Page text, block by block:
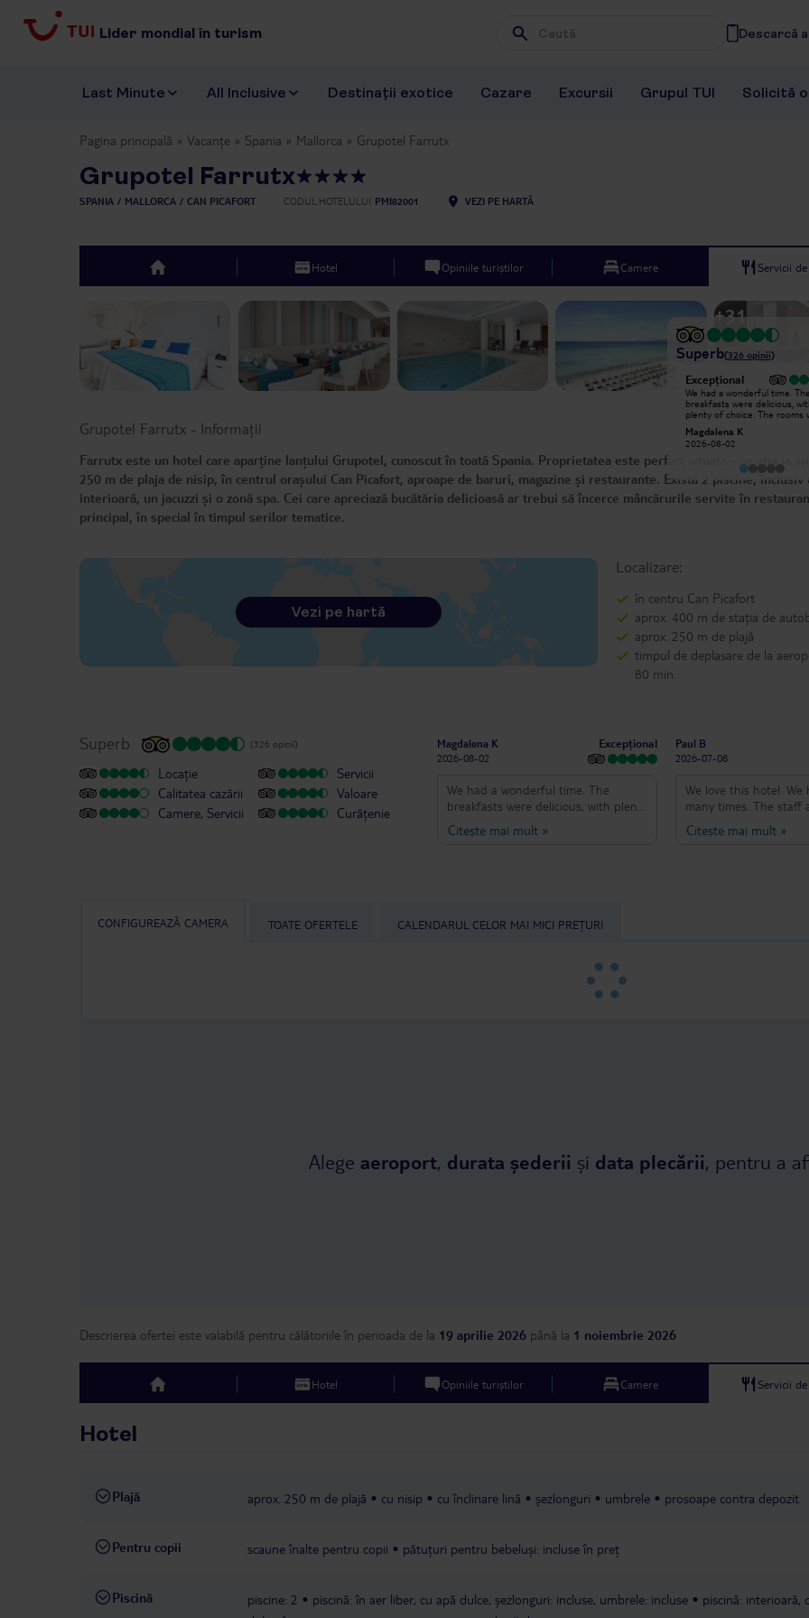
Lider mondial în turism Wpisz frazę, której szukasz
Descarcă
Last Minute All Inclusive Destinații exotice Cazare Excursii Grupul TUI Solicită
Pagina principală Vacanțe Spania Mallorca Grupotel Farrutx
Grupotel Farrutx
SPANIA MALLORCA CAN PICAFORT CODUL HOTELULUI PMI82001 VEZI PE HARTĂ
top Hotel Opiniile turiștilor Camere Servicii
+31
Superb(326 opinii)
Excepțional
We had an amazing stay at this hotel!
delicious and of outstanding quality.
Overall, I am more than satisfied
with my experience and I will
definitely return in the future.
Thank you for making our stay so
Excepțional
We had a wonderful time. The
breakfasts were delicious,
plenty of choice. The rooms
Magdalena K
2026-08-02
Grupotel Farrutx - Informații
Farrutx este un hotel care aparține lanțului Grupotel, cunoscut în toată Spania. Proprietatea este perfect situată - se află la
250 m de plaja de nisip, în centrul orașului Can Picafort, aproape de baruri, magazine și restaurante. Există 2 piscine, inclusiv
interioară, un jacuzzi și o zonă spa. Cei care apreciază bucătăria delicioasă ar trebui să încerce mâncărurile servite în
principal, în special în timpul serilor tematice.
Localizare:
în centru Can Picafort
aprox. 400 m de stația de
aprox. 250 m de plajă
timpul de deplasare de la
80 min.
Vezi pe hartă
Superb (326 opinii)
Locație
Calitatea cazării
Camere, Servicii
Servicii
Valoare
Curățenie
Magdalena K
2026-08-02
Excepțional
We had a wonderful time. The
breakfasts were delicious, with plenty
of choice. The rooms were clean and
tidied every day.
Citește mai mult »
Paul B
2026-07-08
We love this hotel. We
many times. The staff
location is hard to
still to the beach and
Citește mai mult»
CONFIGUREAZĂ CAMERA TOATE OFERTELE CALENDARUL CELOR MAI MICI PREȚURI
Alege aeroport, durata șederii și data plecării, pentru a
Descrierea ofertei este valabilă pentru călătoriile în perioada de la 19 aprilie 2026 până la 1 noiembrie 2026
top Hotel Opiniile turiștilor Camere Servicii
Hotel
Plajă aprox. 250 m de plajă cu nisip cu înclinare lină șezlonguri umbrele prosoape contra depozit
Pentru copii scaune înalte pentru copii pătuțuri pentru bebeluși: incluse în preț
Piscină piscine: 2 piscină: în aer liber, cu apă dulce, șezlonguri: incluse, umbrele: incluse
piscină: interioară,